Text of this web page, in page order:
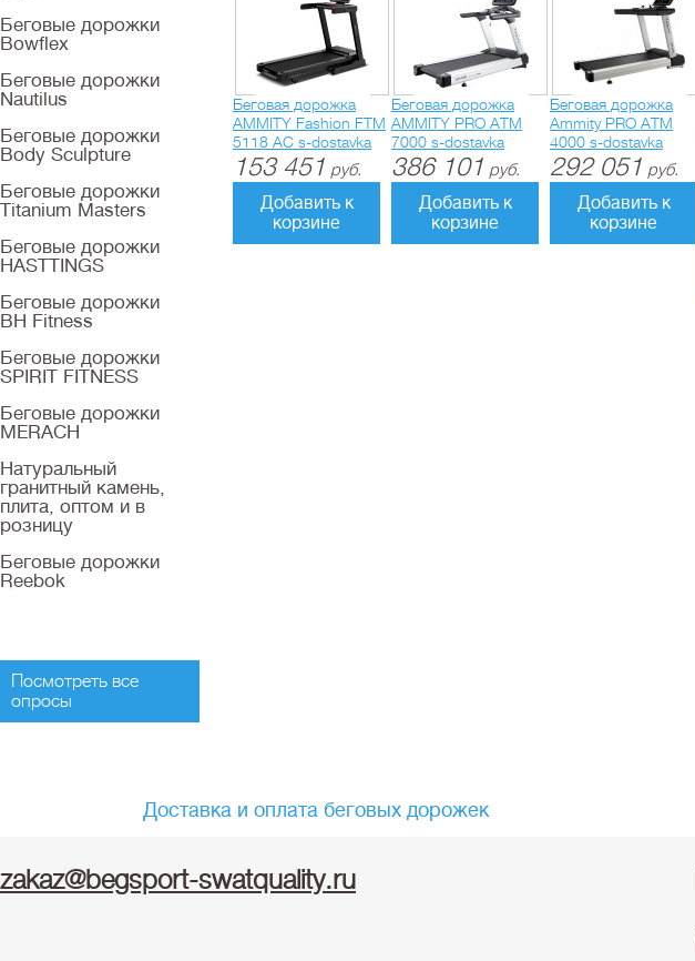
Беговые дорожки
Bowflex
Беговые дорожки
Nautilus
Беговые дорожки
Body Sculpture
Беговые дорожки
Titanium Masters
Беговые дорожки
HASTTINGS
Беговые дорожки
BH Fitness
Беговые дорожки
SPIRIT FITNESS
Беговые дорожки
MERACH
Натуральный
гранитный камень,
плита, оптом и в
розницу
Беговые дорожки
Reebok
Посмотреть все
опросы
Беговая дорожка
AMMITY Fashion FTM
5118 AC s-dostavka
153 451 руб.
Добавить к
корзине
Беговая дорожка
AMMITY PRO ATM
7000 s-dostavka
386 101 руб.
Добавить к
корзине
Беговая дорожка
Ammity PRO ATM
4000 s-dostavka
292 051 руб.
Добавить к
корзине
Доставка и оплата беговых дорожек
zakaz@begsport-swatquality.ru